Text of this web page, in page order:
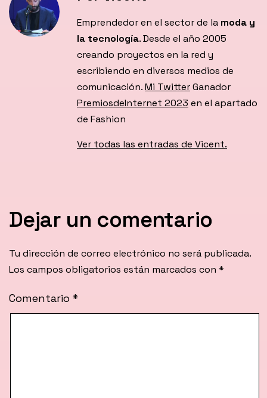
Emprendedor en el sector de la moda y
la tecnología. Desde el año 2005
creando proyectos en la red y
escribiendo en diversos medios de
comunicación.Mi TwitterGanador
PremiosdeInternet 2023 en el apartado
de Fashion
Ver todas las entradas de Vicent.
Dejar un comentario
Tu dirección de correo electrónico no será publicada.
Los campos obligatorios están marcados con *
Comentario *